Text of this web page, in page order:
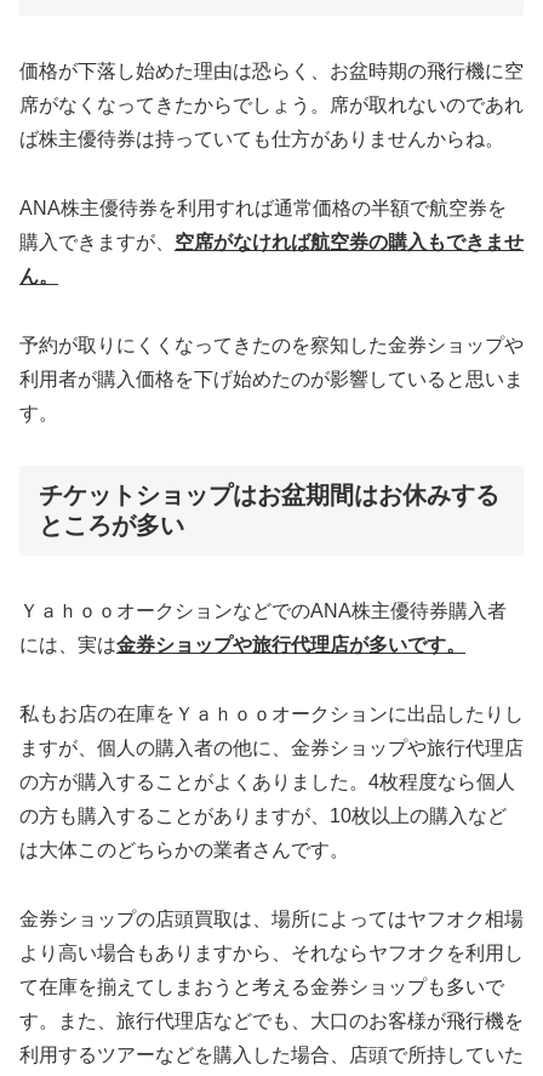
価格が下落し始めた理由は恐らく、お盆時期の飛行機に空
席がなくなってきたからでしょう。席が取れないのであれ
ば株主優待券は持っていても仕方がありませんからね。
ANA株主優待券を利用すれば通常価格の半額で航空券を
購入できますが、 空席がなければ航空券の購入もできませ
ん。
予約が取りにくくなってきたのを察知した金券ショップや
利用者が購入価格を下げ始めたのが影響していると思いま
す。
チケットショップはお盆期間はお休みする
ところが多い
ＹａｈｏｏオークションなどでのANA株主優待券購入者
には、実は金券ショップや旅行代理店が多いです。
私もお店の在庫をＹａｈｏｏオークションに出品したりし
ますが、個人の購入者の他に、金券ショップや旅行代理店
の方が購入することがよくありました。4枚程度なら個人
の方も購入することがありますが、10枚以上の購入など
は大体このどちらかの業者さんです。
金券ショップの店頭買取は、場所によってはヤフオク相場
より高い場合もありますから、それならヤフオクを利用し
て在庫を揃えてしまおうと考える金券ショップも多いで
す。また、旅行代理店などでも、大口のお客様が飛行機を
利用するツアーなどを購入した場合、店頭で所持していた